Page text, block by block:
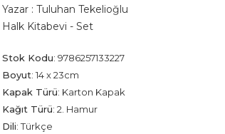
Yazar : Tuluhan Tekelioğlu
Halk Kitabevi - Set
Stok Kodu: 9786257133227
Boyut: 14 x 23cm
Kapak Türü: Karton Kapak
Kağıt Türü: 2. Hamur
Dili:Türkçe